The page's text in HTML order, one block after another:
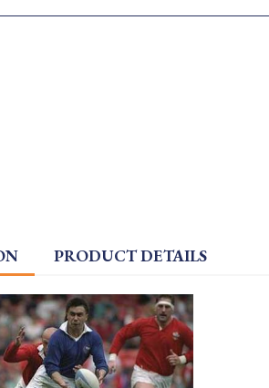
PRODUCT DETAILS